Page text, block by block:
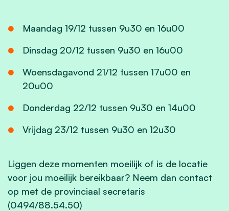
Maandag 19/12 tussen 9u30 en 16u00
Dinsdag 20/12 tussen 9u30 en 16u00
Woensdagavond 21/12 tussen 17u00 en
20u00
Donderdag 22/12 tussen 9u30 en 14u00
Vrijdag 23/12 tussen 9u30 en 12u30
Liggen deze momenten moeilijk of is de locatie
voor jou moeilijk bereikbaar? Neem dan contact
op met de provinciaal secretaris
(0494/88.54.50)